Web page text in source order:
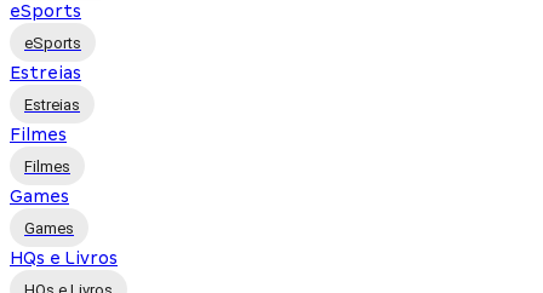
eSports
eSports
Estreias
Estreias
Filmes
Filmes
Games
Games
HQs e Livros
HQs e Livros